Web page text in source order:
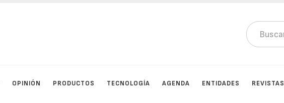
OPINIÓN PRODUCTOS TECNOLOGÍA AGENDA ENTIDADES REVISTAS